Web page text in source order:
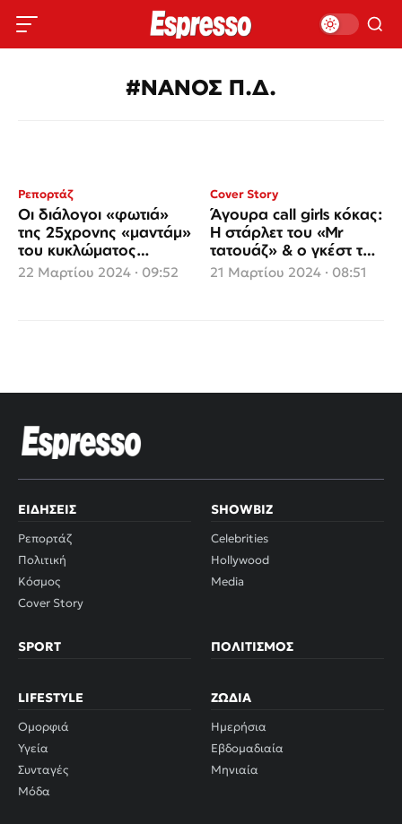
#ΝΑΝΟΣ Π.Δ.
Ρεπορτάζ
Οι διάλογοι «φωτιά»
της 25χρονης «μαντάμ»
του κυκλώματος
πορνείας με τα άγουρα
call girls της κοκαΐνης
22 Μαρτίου 2024 · 09:52
Cover Story
Άγουρα call girls κόκας:
Η στάρλετ του «Μr
τατουάζ» & ο γκέστ της
«Ζάρι» Σάττι!
21 Μαρτίου 2024 · 08:51
ΕΙΔΉΣΕΙΣ
Ρεπορτάζ
Πολιτική
Κόσμος
Cover Story
SHOWBIZ
Celebrities
Hollywood
Media
SPORT ΠΟΛΙΤΙΣΜΌΣ
LIFESTYLE
Ομορφιά
Υγεία
Συνταγές
Μόδα
ΖΏΔΙΑ
Ημερήσια
Εβδομαδιαία
Μηνιαία